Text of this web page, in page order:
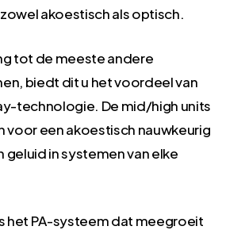
akoestisch als optisch.
tot de meeste andere
biedt dit u het voordeel van
technologie. De mid/high units
voor een akoestisch nauwkeurig
geluid in systemen van elke
is het PA-systeem dat meegroeit